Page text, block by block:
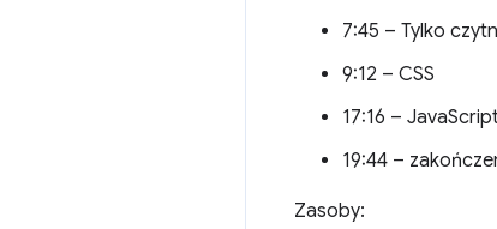
7:45 – Tylko
9:12 – CSS
17:16 –
19:44 –
Zasoby: